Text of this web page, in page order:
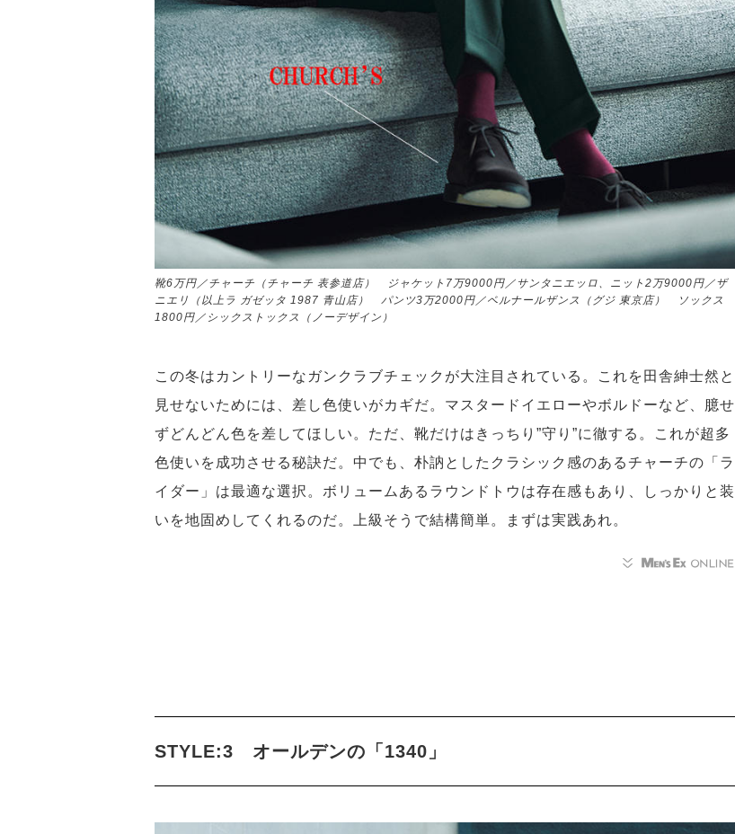
靴6万円／チャーチ（チャーチ 表参道店） ジャケット7万9000円／サンタニエッロ、ニット2万9000円／ザ
ニエリ（以上ラ ガゼッタ 1987 青山店） パンツ3万2000円／ベルナールザンス（グジ 東京店） ソックス
1800円／シックストックス（ノーデザイン）
この冬はカントリーなガンクラブチェックが大注目されている。これを田舎紳士然と
見せないためには、差し色使いがカギだ。マスタードイエローやボルドーなど、臆せ
ずどんどん色を差してほしい。ただ、靴だけはきっちり”守り”に徹する。これが超多
色使いを成功させる秘訣だ。中でも、朴訥としたクラシック感のあるチャーチの「ラ
イダー」は最適な選択。ボリュームあるラウンドトウは存在感もあり、しっかりと装
いを地固めしてくれるのだ。上級そうで結構簡単。まずは実践あれ。
STYLE:3 オールデンの「1340」